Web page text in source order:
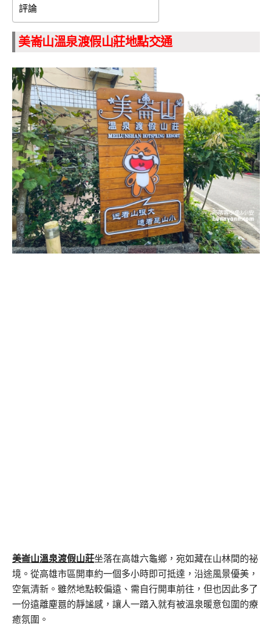
評論
美崙山溫泉渡假山莊地點交通
美崙山溫泉渡假山莊坐落在高雄六龜鄉，宛如藏在山林間的祕
境。從高雄市區開車約一個多小時即可抵達，沿途風景優美，
空氣清新。雖然地點較偏遠、需自行開車前往，但也因此多了
一份遠離塵囂的靜謐感，讓人一踏入就有被溫泉暖意包圍的療
癒氛圍。